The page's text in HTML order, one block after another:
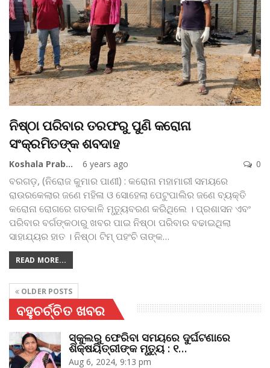
ନିଷ୍ଠା ପରିବାର ତରଫରୁ ପୁଣି କରୋନା
ସଂକ୍ରମିତଙ୍କ ଶବଦାହ
Koshala Prabaha 6 years ago 0
ବରଗଡ଼, (ନିରୋଜ କୁମାର ପାଣୀ) : କରୋନା ମହାମାରୀ ସମୟରେ
ରାଉରକେଲାର ଜଣେ ମହିଳା ଓ ସୋହେଲା ପେଟୁପାଲିର ଜଣେ ବ୍ୟକ୍ତି
କରୋନା ରୋଗରେ ଗତକାଳି ମୃତ୍ୟୁବରଣ କରିଥିଲେ । ପ୍ରଶାସନ ଏବଂ
ପରିବାର ବର୍ଗଙ୍କଠାରୁ ଖବର ପାଇ ନିଷ୍ଠା ପରିବାର ବଢାଇଥିଲା
ସାହାଯ୍ୟର ହାତ । ନିଷ୍ଠା ଟିମ୍ ପହଂଚି ତାଙ୍କ…
READ MORE...
OLDER POSTS
ବହୁଚର୍ଚ୍ଚିତ ଖବର
ସ୍କୁଲରୁ ଫେରିବା ସମୟରେ ଦୁର୍ଘଟଣାରେ
ଶିକ୍ଷୟିତ୍ରୀଙ୍କ ମୃତ୍ୟୁ : ୧…
Aug 6, 2024, 9:13 pm